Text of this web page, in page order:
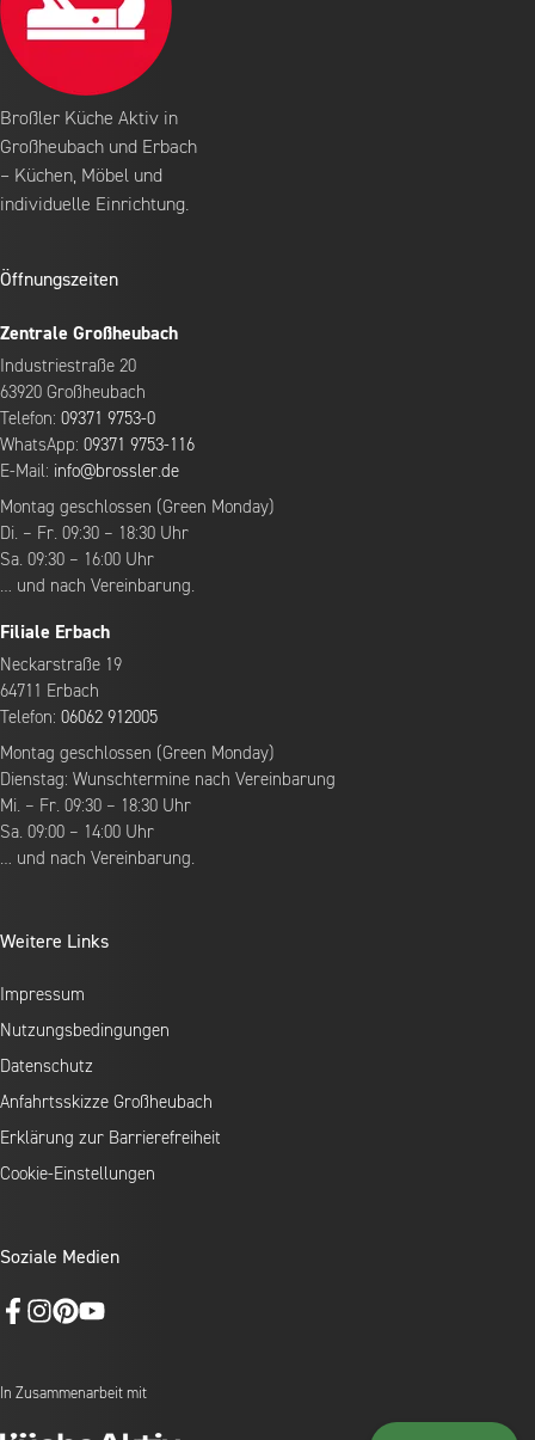
Broßler Küche Aktiv in
Großheubach und Erbach
– Küchen, Möbel und
individuelle Einrichtung.
Öffnungszeiten
Zentrale Großheubach
Industriestraße 20
63920 Großheubach
Telefon: 09371 9753-0
WhatsApp: 09371 9753-116
E-Mail: info@brossler.de
Montag geschlossen (Green Monday)
Di. – Fr. 09:30 – 18:30 Uhr
Sa. 09:30 – 16:00 Uhr
… und nach Vereinbarung.
Filiale Erbach
Neckarstraße 19
64711 Erbach
Telefon: 06062 912005
Montag geschlossen (Green Monday)
Dienstag: Wunschtermine nach Vereinbarung
Mi. – Fr. 09:30 – 18:30 Uhr
Sa. 09:00 – 14:00 Uhr
… und nach Vereinbarung.
Weitere Links
Impressum
Nutzungsbedingungen
Datenschutz
Anfahrtsskizze Großheubach
Erklärung zur Barrierefreiheit
Cookie-Einstellungen
Soziale Medien
In Zusammenarbeit mit